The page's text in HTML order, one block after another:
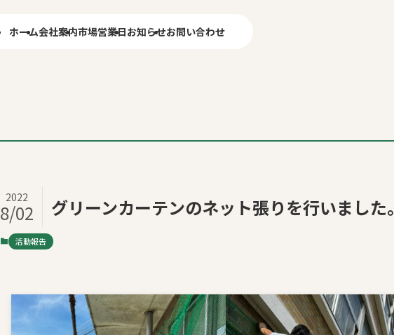
ホーム会社案内市場営業日お知らせお問い合わせ
グリーンカーテンのネット張りを行いました。
2022
8/02
活動報告